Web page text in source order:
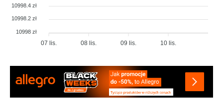
10998.4 zł
10998.2 zł
10998 zł
07 lis. 08 lis. 09 lis. 10 lis.